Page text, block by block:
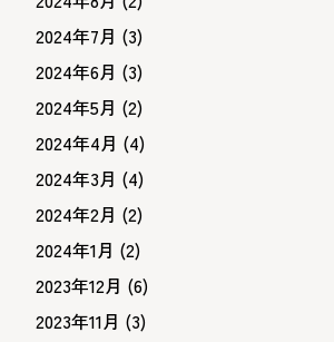
2024年7月 (3)
2024年6月 (3)
2024年5月 (2)
2024年4月 (4)
2024年3月 (4)
2024年2月 (2)
2024年1月 (2)
2023年12月 (6)
2023年11月 (3)